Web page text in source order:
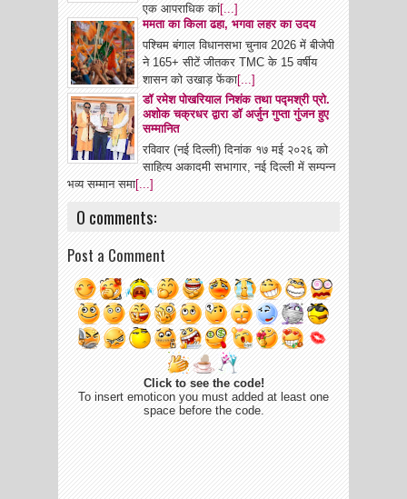
एक आपराधिक कां[...]
ममता का किला ढहा, भगवा लहर का उदय
पश्चिम बंगाल विधानसभा चुनाव 2026 में बीजेपी
ने 165+ सीटें जीतकर TMC के 15 वर्षीय
शासन को उखाड़ फेंका[...]
डॉ रमेश पोखरियाल निशंक तथा पद्मश्री प्रो.
अशोक चक्रधर द्वारा डॉ अर्जुन गुप्ता गुंजन हुए
सम्मानित
रविवार (नई दिल्ली) दिनांक १७ मई २०२६ को
साहित्य अकादमी सभागार, नई दिल्ली में सम्पन्न
भव्य सम्मान समा[...]
0 comments:
Post a Comment
Click to see the code!
To insert emoticon you must added at least one
space before the code.